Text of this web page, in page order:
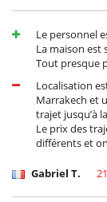
Giardino
Parcheggio
Posti per cenare a
Terrazza(e)
Divertimenti
Accesso internet
Giochi di società
Piscina esteriore
Tivù
- Annullamento a
della prenotazione.
- Non
- Spese di
- Spese di
Le personnel
La maison est
Tout presque
Localisation
Marrakech et
trajet jusqu’à
Le prix des
différents et
Gabriel T.